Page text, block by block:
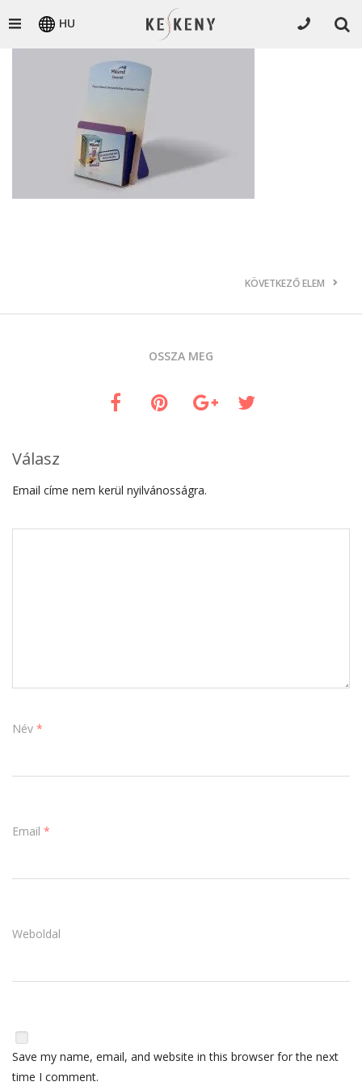
HU
KÖVETKEZŐ ELEM
OSSZA MEG
Válasz
Email címe nem kerül nyilvánosságra.
Név *
Email *
Weboldal
Save my name, email, and website in this browser for the next
time I comment.